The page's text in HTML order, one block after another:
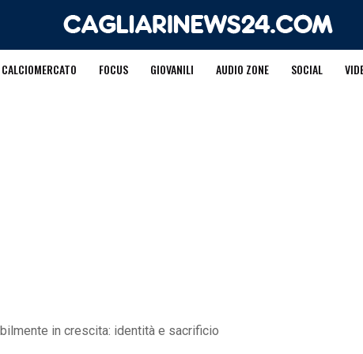
CALCIOMERCATO FOCUS GIOVANILI AUDIO ZONE SOCIAL
in crescita: identità e sacrificio